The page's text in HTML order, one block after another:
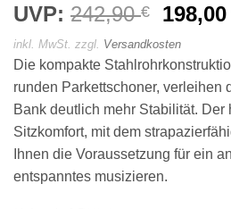
UVP: 242,90€
Preis
war:
inkl. MwSt. zzgl. Versandkosten
Die kompakte
runden Parkettschoner, verleihen
Bank deutlich mehr Stabilität. Der
Sitzkomfort, mit dem
Ihnen die Voraussetzung für ein
entspanntes musizieren.